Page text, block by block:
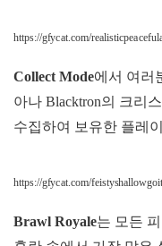
https://gfycat.com/
Collect Mode에서 여러
아나 Blacktron의 크리
수집하여 보유한 플레
https://gfycat.com/
Brawl Royale는 모든